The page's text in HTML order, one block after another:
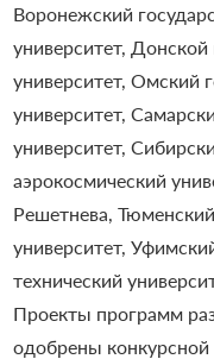
Воронежский
университет, Донской
университет, Омский
университет,
университет,
аэрокосмический
Решетнева,
университет,
технический
Проекты программ
одобрены конкурсной